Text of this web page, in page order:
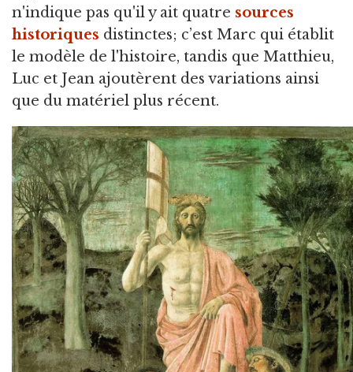
n'indique pas qu'il y ait quatre sources
historiques distinctes; c’est Marc qui établit
le modèle de l'histoire, tandis que Matthieu,
Luc et Jean ajoutèrent des variations ainsi
que du matériel plus récent.